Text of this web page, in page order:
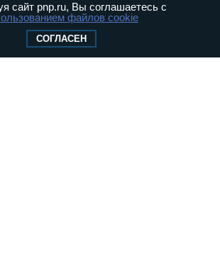
технологий и
(Роскомнадзор) 05
Эл № ФС77-
сайт pnp.ru, Вы соглашаетесь с
файлов cookie
СОГЛАСЕН